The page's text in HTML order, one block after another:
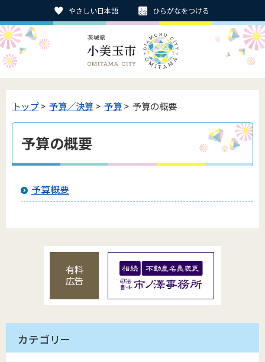
やさしい日本語 ひらがなをつける
トップ> 予算／決算> 予算> 予算の概要
予算の概要
予算概要
有料
広告
カテゴリー